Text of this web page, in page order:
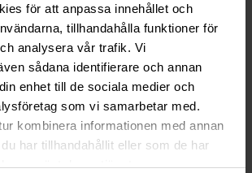
för att anpassa innehållet och
tillhandahålla funktioner för
analysera vår trafik. Vi
sådana identifierare och annan
enhet till de sociala medier och
som vi samarbetar med.
kombinera informationen med annan
har tillhandahållit eller som de har
använt deras tjänster.